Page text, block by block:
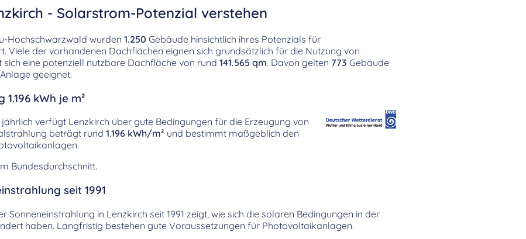
- Solarstrom-Potenzial verstehen
Hochschwarzwald wurden 1.250 Gebäude hinsichtlich ihres Potenzials für
Viele der vorhandenen Dachflächen eignen sich grundsätzlich für die Nutzung von
eine potenziell nutzbare Dachfläche von rund 141.565 qm. Davon gelten 773 Gebäude
geeignet.
kWh je m²
jährlich verfügt Lenzkirch über gute Bedingungen für die Erzeugung von
beträgt rund 1.196 kWh/m² und bestimmt maßgeblich den
Bundesdurchschnitt.
seit 1991
Sonneneinstrahlung in Lenzkirch seit 1991 zeigt, wie sich die solaren Bedingungen in der
haben. Langfristig bestehen gute Voraussetzungen für Photovoltaikanlagen.